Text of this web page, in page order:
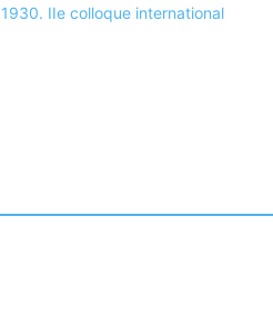
IIe colloque international